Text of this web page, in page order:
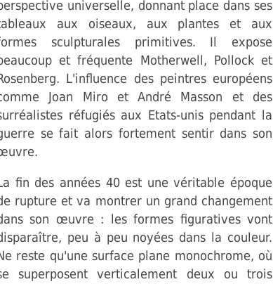
universelle, donnant place dans ses
aux oiseaux, aux plantes et aux
sculpturales primitives. Il expose
et fréquente Motherwell, Pollock et
L'influence des peintres européens
Joan Miro et André Masson et des
réfugiés aux Etats-unis pendant la
se fait alors fortement sentir dans son
fin des années 40 est une véritable époque
rupture et va montrer un grand changement
son œuvre : les formes figuratives vont
peu à peu noyées dans la couleur.
reste qu'une surface plane monochrome, où
superposent verticalement deux ou trois